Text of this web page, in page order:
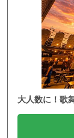
大人数に！歌